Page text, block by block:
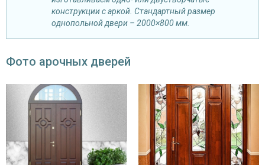
конструкции с аркой. Стандартный размер
однопольной двери – 2000×800 мм.
Фото арочных дверей